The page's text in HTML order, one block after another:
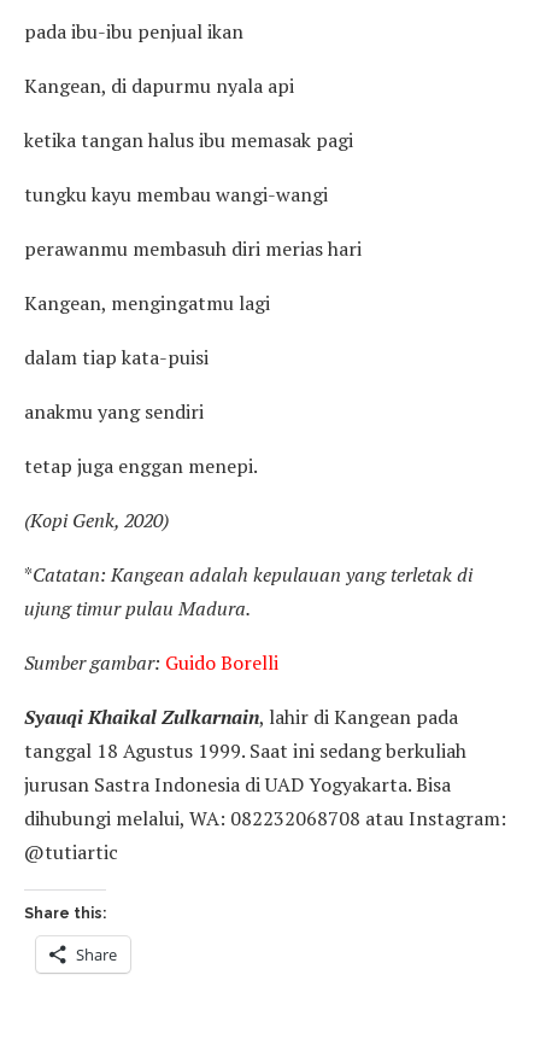
pada ibu-ibu penjual ikan
Kangean, di dapurmu nyala api
ketika tangan halus ibu memasak pagi
tungku kayu membau wangi-wangi
perawanmu membasuh diri merias hari
Kangean, mengingatmu lagi
dalam tiap kata-puisi
anakmu yang sendiri
tetap juga enggan menepi.
(Kopi Genk, 2020)
*Catatan: Kangean adalah kepulauan yang terletak di
ujung timur pulau Madura.
Sumber gambar: Guido Borelli
Syauqi Khaikal Zulkarnain, lahir di Kangean pada
tanggal 18 Agustus 1999. Saat ini sedang berkuliah
jurusan Sastra Indonesia di UAD Yogyakarta. Bisa
dihubungi melalui, WA: 082232068708 atau Instagram:
@tutiartic
Share this:
Share